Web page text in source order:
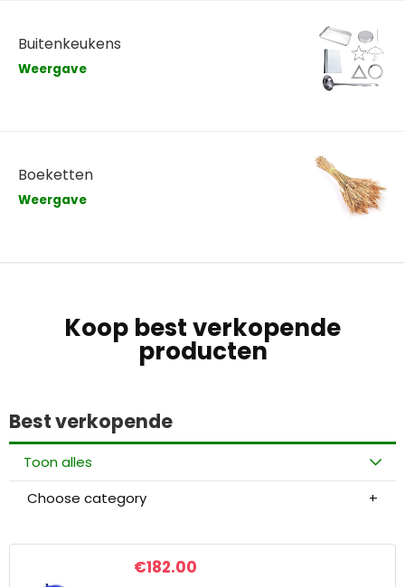
Buitenkeukens
Weergave
Boeketten
Weergave
Koop best verkopende
producten
Best verkopende
Toon alles
Choose category
€182.00